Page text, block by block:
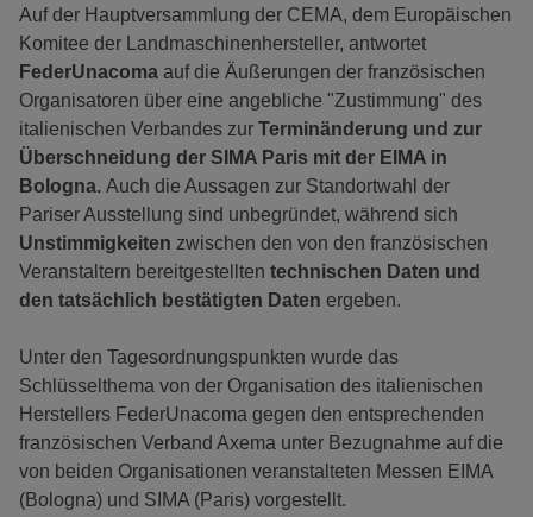
Auf der Hauptversammlung der CEMA, dem Europäischen
Komitee der Landmaschinenhersteller, antwortet
FederUnacoma auf die Äußerungen der französischen
Organisatoren über eine angebliche "Zustimmung" des
italienischen Verbandes zur Terminänderung und zur
Überschneidung der SIMA Paris mit der EIMA in
Bologna. Auch die Aussagen zur Standortwahl der
Pariser Ausstellung sind unbegründet, während sich
Unstimmigkeiten zwischen den von den französischen
Veranstaltern bereitgestellten technischen Daten und
den tatsächlich bestätigten Daten ergeben.
Unter den Tagesordnungspunkten wurde das
Schlüsselthema von der Organisation des italienischen
Herstellers FederUnacoma gegen den entsprechenden
französischen Verband Axema unter Bezugnahme auf die
von beiden Organisationen veranstalteten Messen EIMA
(Bologna) und SIMA (Paris) vorgestellt.